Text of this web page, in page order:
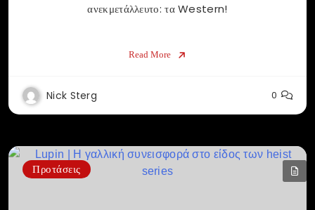
ανεκμετάλλευτο: τα Western!
Read More
Nick Sterg 0
Προτάσεις